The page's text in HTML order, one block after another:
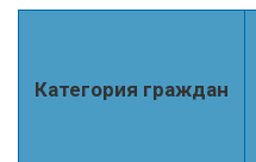
Категория граждан